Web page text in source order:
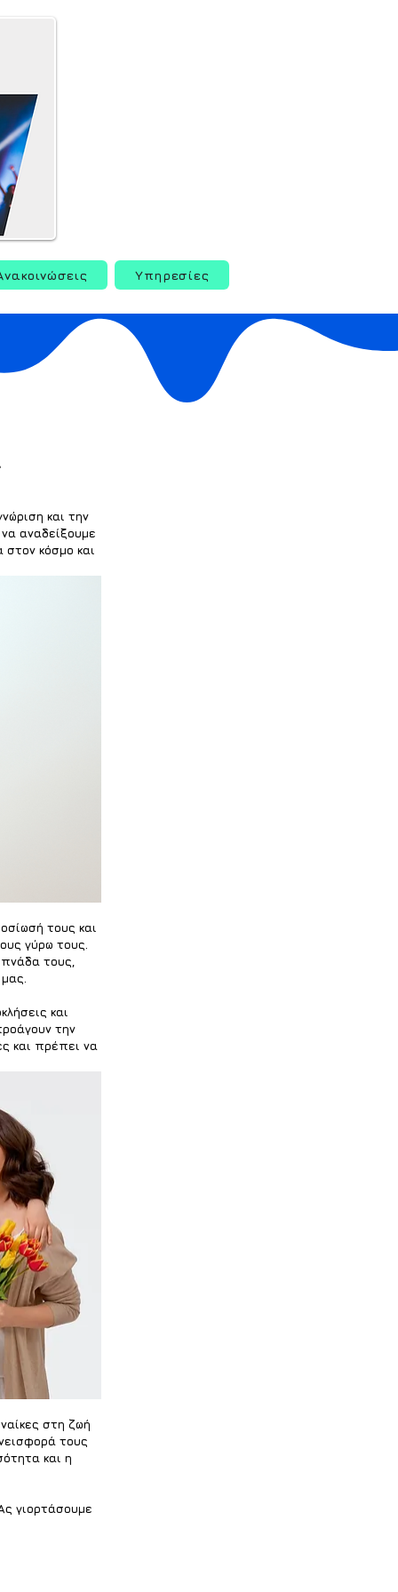
Υπηρεσίες
και την
να αναδείξουμε
στον κόσμο και
τους και
γύρω τους.
τους,
και
την
και πρέπει να
στη ζωή
τους
και η
γιορτάσουμε